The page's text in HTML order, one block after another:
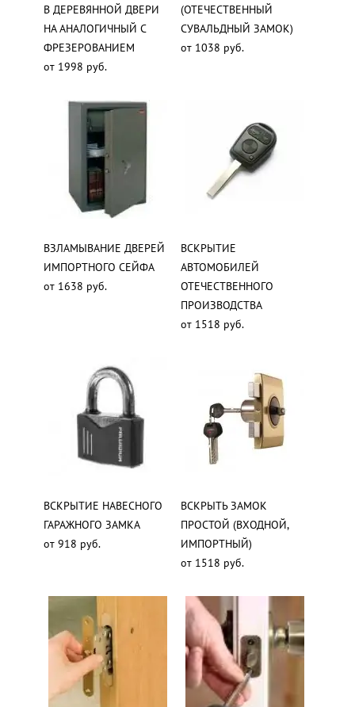
В ДЕРЕВЯННОЙ ДВЕРИ
НА АНАЛОГИЧНЫЙ С
ФРЕЗЕРОВАНИЕМ
от 1998 руб.
(ОТЕЧЕСТВЕННЫЙ
СУВАЛЬДНЫЙ ЗАМОК)
от 1038 руб.
ВЗЛАМЫВАНИЕ ДВЕРЕЙ
ИМПОРТНОГО СЕЙФА
от 1638 руб.
ВСКРЫТИЕ
АВТОМОБИЛЕЙ
ОТЕЧЕСТВЕННОГО
ПРОИЗВОДСТВА
от 1518 руб.
ВСКРЫТИЕ НАВЕСНОГО
ГАРАЖНОГО ЗАМКА
от 918 руб.
ВСКРЫТЬ ЗАМОК
ПРОСТОЙ (ВХОДНОЙ,
ИМПОРТНЫЙ)
от 1518 руб.